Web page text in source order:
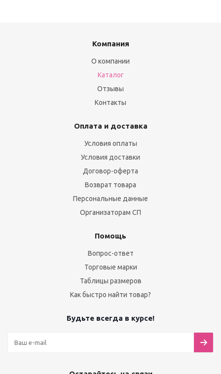
Компания
О компании
Каталог
Отзывы
Контакты
Оплата и доставка
Условия оплаты
Условия доставки
Договор-оферта
Возврат товара
Персональные данные
Организаторам СП
Помощь
Вопрос-ответ
Торговые марки
Таблицы размеров
Как быстро найти товар?
Будьте всегда в курсе!